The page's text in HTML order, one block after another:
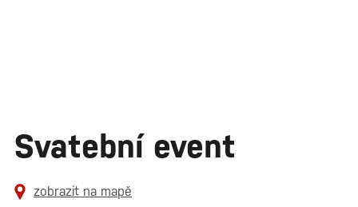
Svatební event
zobrazit na mapě